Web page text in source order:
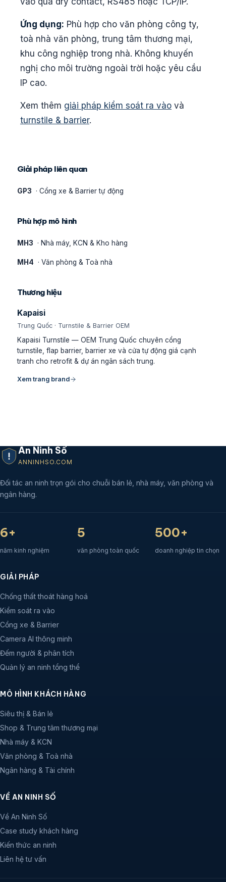
Ứng dụng: Phù hợp cho văn phòng công ty,
toà nhà văn phòng, trung tâm thương mại,
khu công nghiệp trong nhà. Không khuyến
nghị cho môi trường ngoài trời hoặc yêu cầu
IP cao.
Xem thêm giải pháp kiểm soát ra vào và
turnstile & barrier.
Giải pháp liên quan
GP3 · Cổng xe & Barrier tự động
Phù hợp mô hình
MH3 · Nhà máy, KCN & Kho hàng
MH4 · Văn phòng & Toà nhà
Thương hiệu
Kapaisi
Trung Quốc · Turnstile & Barrier OEM
Kapaisi Turnstile — OEM Trung Quốc chuyên cổng
turnstile, flap barrier, barrier xe và cửa tự động giá cạnh
tranh cho retrofit & dự án ngân sách trung.
Xem trang brand
An Ninh Số
ANNINHSO.COM
Đối tác an ninh trọn gói cho chuỗi bán lẻ, nhà máy, văn phòng và
ngân hàng.
6+
năm kinh nghiệm
5
văn phòng toàn quốc
500+
doanh nghiệp tin chọn
GIẢI PHÁP
Chống thất thoát hàng hoá
Kiểm soát ra vào
Cổng xe & Barrier
Camera AI thông minh
Đếm người & phân tích
Quản lý an ninh tổng thể
MÔ HÌNH KHÁCH HÀNG
Siêu thị & Bán lẻ
Shop & Trung tâm thương mại
Nhà máy & KCN
Văn phòng & Toà nhà
Ngân hàng & Tài chính
VỀ AN NINH SỐ
Về An Ninh Số
Case study khách hàng
Kiến thức an ninh
Liên hệ tư vấn